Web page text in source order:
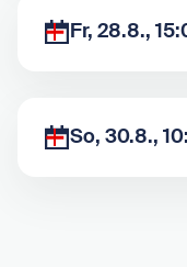
Fr, 28.8.,
So, 30.8.,